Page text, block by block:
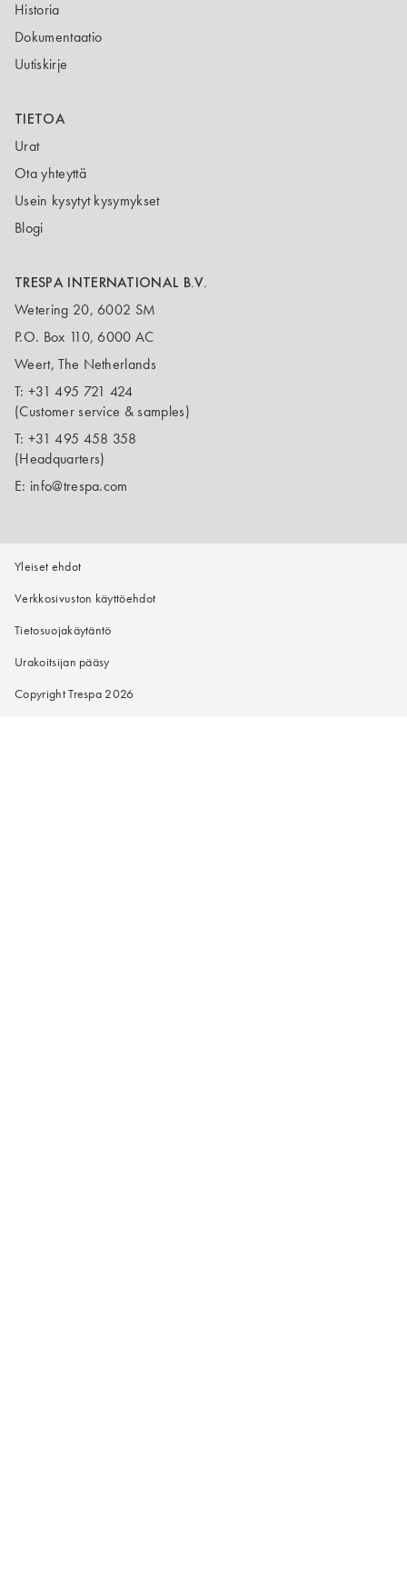
Historia
Dokumentaatio
Uutiskirje
TIETOA
Urat
Ota yhteyttä
Usein kysytyt kysymykset
Blogi
TRESPA INTERNATIONAL B.V.
Wetering 20, 6002 SM
P.O. Box 110, 6000 AC
Weert, The Netherlands
T: +31 495 721 424
(Customer service & samples)
T: +31 495 458 358
(Headquarters)
E: info@trespa.com
Yleiset ehdot
Verkkosivuston käyttöehdot
Tietosuojakäytäntö
Urakoitsijan pääsy
Copyright Trespa 2026